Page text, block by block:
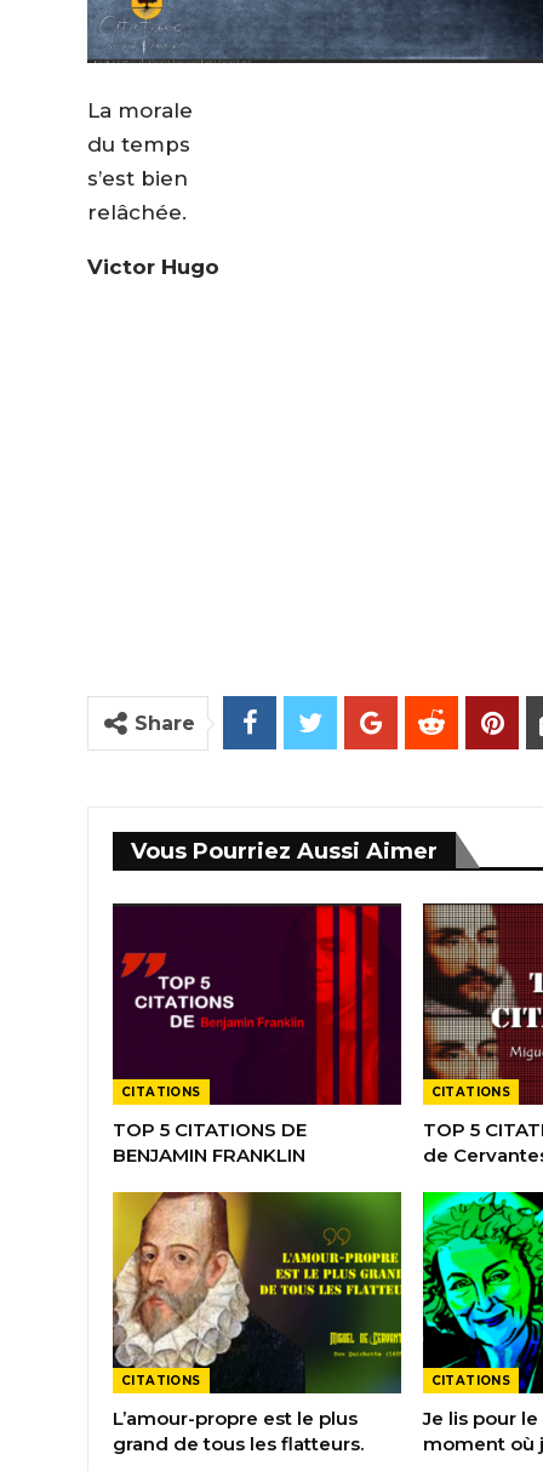
La morale
du temps
s’est bien
relâchée.
Victor Hugo
Share
Vous Pourriez Aussi Aimer
CITATIONS
TOP 5 CITATIONS DE
BENJAMIN FRANKLIN
CITATIONS
TOP 5
de
CITATIONS
L’amour-propre est le plus
grand de tous les flatteurs.
CITATIONS
Je lis pour le
moment où